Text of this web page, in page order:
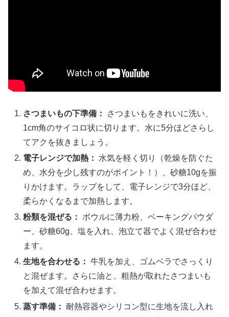
さつまいもの下準備：
さつまいもをきれいに洗い、
1cm角のサイコロ状に切ります。水に5分ほどさらし
てアクを抜きましょう。
電子レンジで加熱：
水気を軽く切り（乾燥を防ぐた
め、水分を少し残すのがポイント！）、砂糖10gを振
りかけます。ラップをして、電子レンジで3分ほど、
柔らかくなるまで加熱します。
粉類を混ぜる：
ボウルに薄力粉、ベーキングパウダ
ー、砂糖60g、塩を入れ、泡立て器でよく混ぜ合わせ
ます。
生地を合わせる： 牛乳を加え、ゴムベラでさっくり
と混ぜます。さらに油と、粗熱が取れたさつまいも
を加えて混ぜ合わせます。
蒸す準備： 耐熱容器やシリコン型に生地を流し入れ